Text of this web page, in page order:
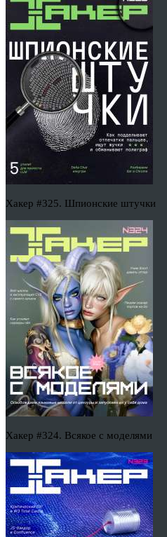
Хакер #325. Шпионские штучки
Хакер #324. Всякое с моделями